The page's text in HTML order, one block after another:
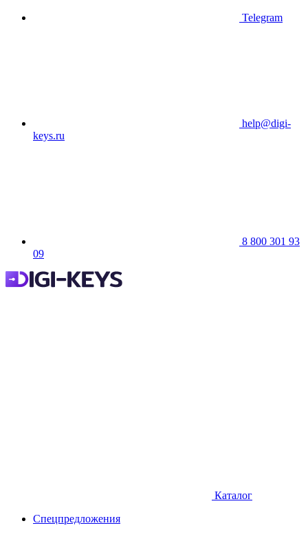
Telegram
help@digi-
keys.ru
8 800 301 93
09
Каталог
Спецпредложения